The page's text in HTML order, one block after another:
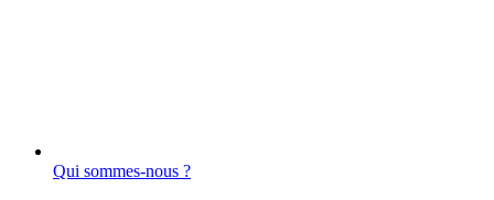
Qui sommes-nous ?